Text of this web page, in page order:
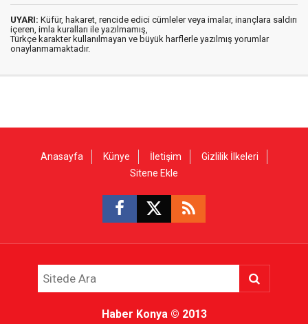
UYARI: Küfür, hakaret, rencide edici cümleler veya imalar, inançlara saldırı
içeren, imla kuralları ile yazılmamış,
Türkçe karakter kullanılmayan ve büyük harflerle yazılmış yorumlar
onaylanmamaktadır.
Anasayfa Künye İletişim
Gizlilik İlkeleri
Sitene Ekle
Haber Konya© 2013